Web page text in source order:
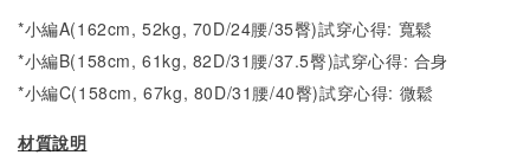
*小編A(162cm, 52kg, 70D/24腰/35臀)試穿心得: 寬鬆
*小編B(158cm, 61kg, 82D/31腰/37.5臀)試穿心得: 合身
*小編C(158cm, 67kg, 80D/31腰/40臀)試穿心得: 微鬆
材質說明